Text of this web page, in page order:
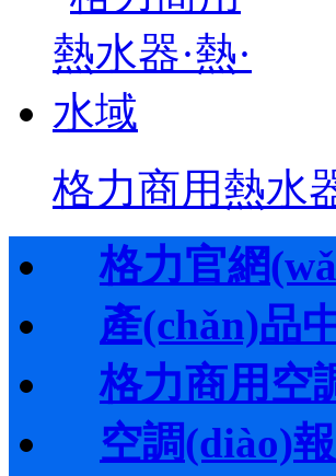
格力商用熱水
格力官網
產(chǎn)品
格力商用空
空調(diào)